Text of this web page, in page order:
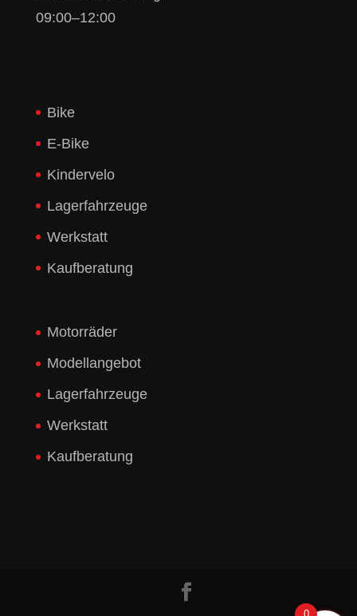
09:00–12:00
Bike
E-Bike
Kindervelo
Lagerfahrzeuge
Werkstatt
Kaufberatung
Motorräder
Modellangebot
Lagerfahrzeuge
Werkstatt
Kaufberatung